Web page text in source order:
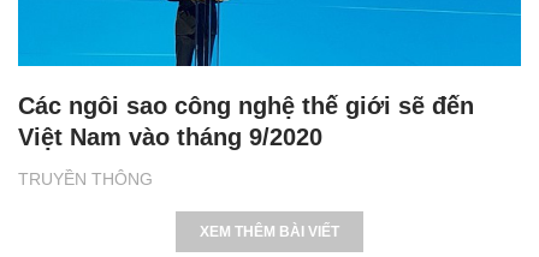
TRUYỀN THÔNG
Các ngôi sao công nghệ thế giới sẽ đến
Việt Nam vào tháng 9/2020
XEM THÊM BÀI VIẾT